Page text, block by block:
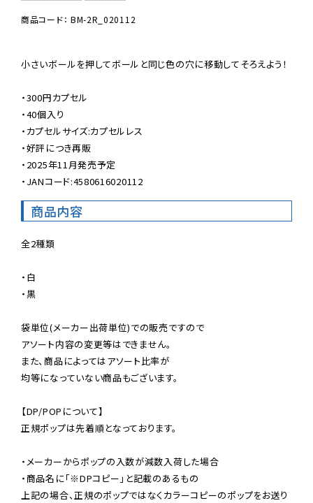
商品コード： BM-2R_020112
小さいボールを押してボールと同じ色の穴に移動してそろえよう！
・300円カプセル
・40個入り
・カプセルサイズ:カプセルレス
・好評につき再販
・2025年11月発売予定
・JANコード:4580616020112
商品内容
全2種類
・白
・黒
袋単位(メーカー出荷単位)での販売ですので
アソート内容の変更等はできません。
また、商品によってはアソート比率が
均等になっていない商品もございます。
【DP/POPについて】
正規ポップは先着順となっております。
・メーカーからポップの入数が減数入荷した場合
・商品名に「※DPコピー」と記載のあるもの
上記の場合、正規のポップではなくカラーコピーのポップをお送り